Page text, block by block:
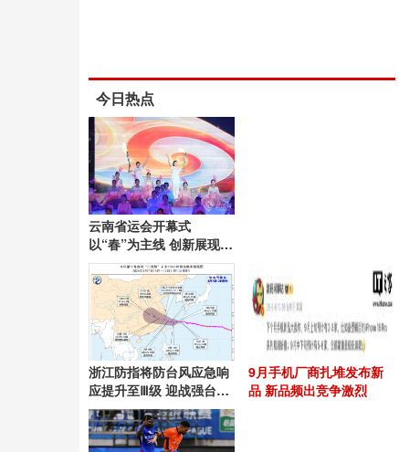
今日热点
云南省运会开幕式
以“春”为主线 创新展现昆
明风采
浙江防指将防台风应急响
应提升至Ⅲ级 迎战强台
风“白海豚”
9月手机厂商扎堆发布新
品 新品频出竞争激烈